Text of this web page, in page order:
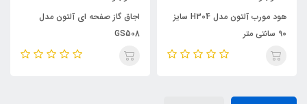
هود مورب آلتون مدل H304 سایز
90 سانتی متر
اجاق گاز صفحه ای آلتون مدل
GS508